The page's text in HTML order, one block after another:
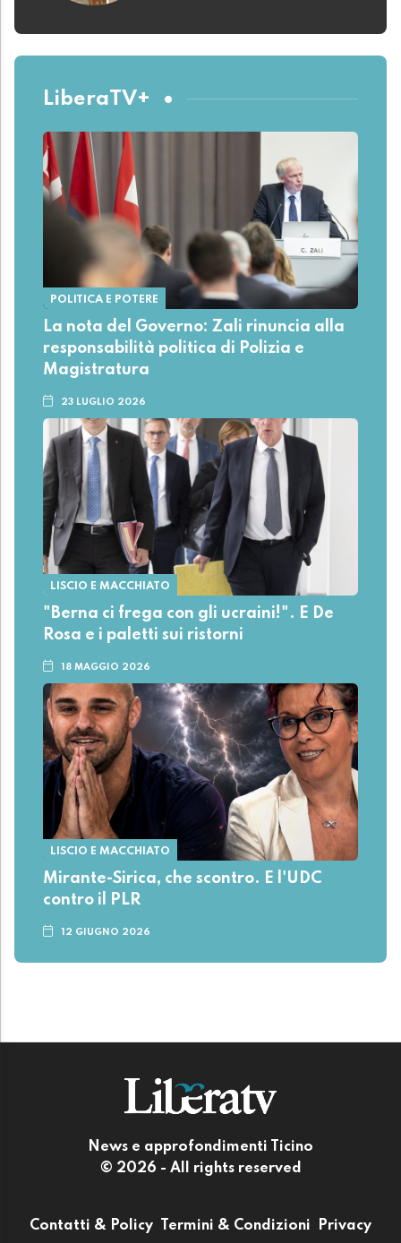
LiberaTV+
POLITICA E POTERE
La nota del Governo: Zali rinuncia alla
responsabilità politica di Polizia e
Magistratura
23 LUGLIO 2026
LISCIO E MACCHIATO
"Berna ci frega con gli ucraini!". E De
Rosa e i paletti sui ristorni
18 MAGGIO 2026
LISCIO E MACCHIATO
Mirante-Sirica, che scontro. E l'UDC
contro il PLR
12 GIUGNO 2026
News e approfondimenti Ticino
© 2026 - All rights reserved
Contatti & Policy Termini & Condizioni Privacy